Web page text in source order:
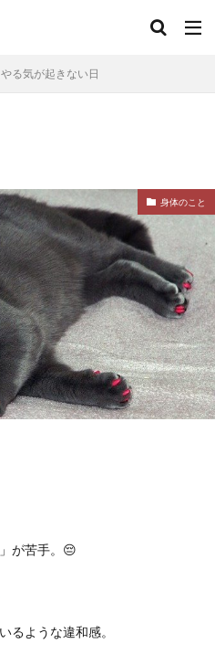
る気が起きない日
身体のこと
が苦手。 😔
るような違和感。